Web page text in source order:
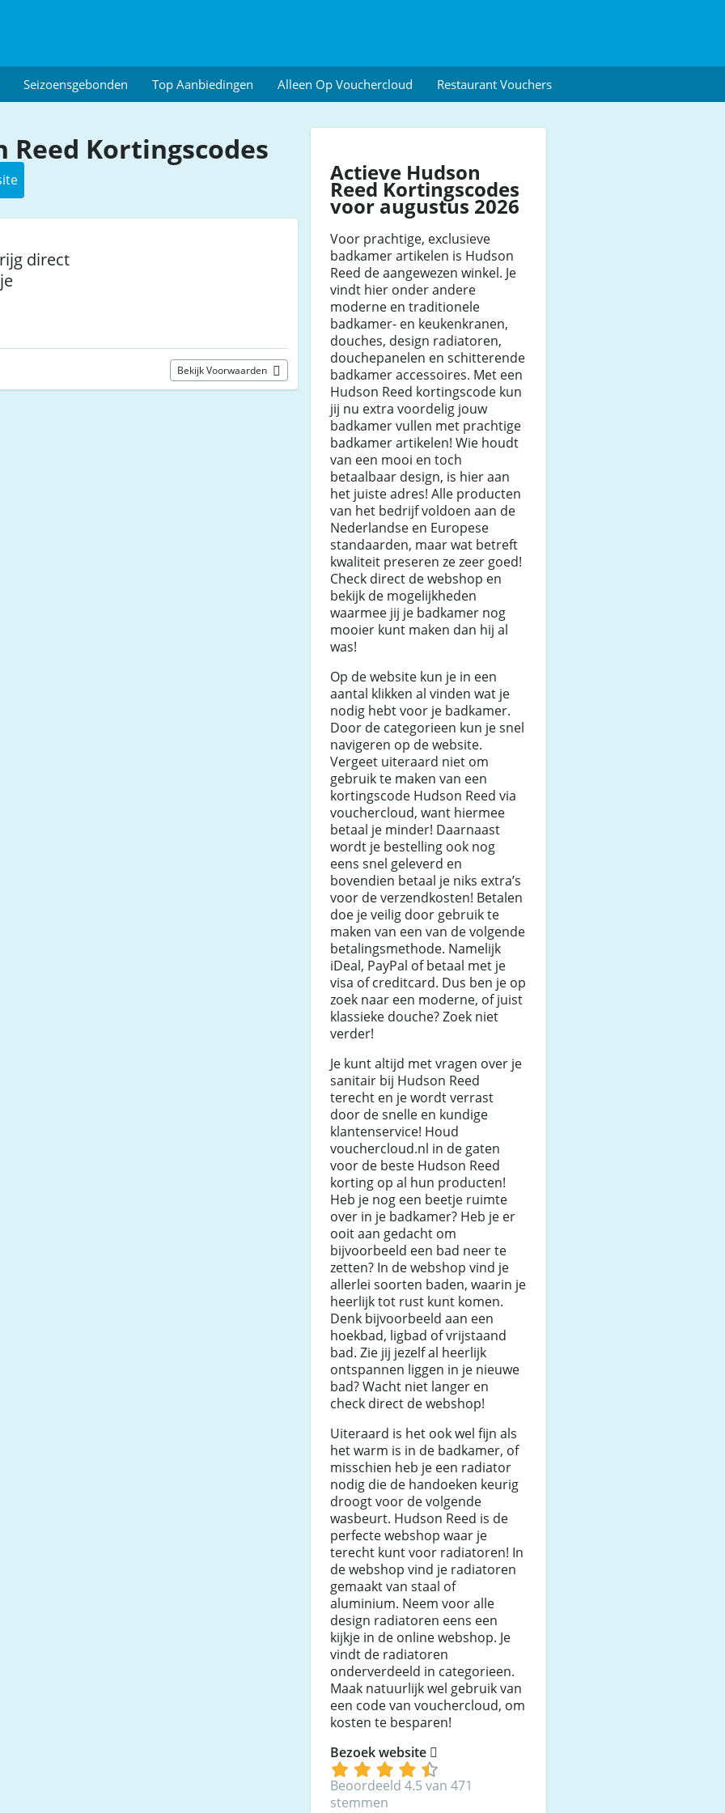
Seizoensgebonden Top Aanbiedingen Alleen Op Vouchercloud Restaurant Vouchers
Reed Kortingscodes
direct
Bekijk Voorwaarden
Actieve Hudson
Reed Kortingscodes
voor augustus 2026
Voor prachtige, exclusieve
badkamer artikelen is Hudson
Reed de aangewezen winkel. Je
vindt hier onder andere
moderne en traditionele
badkamer- en keukenkranen,
douches, design radiatoren,
douchepanelen en schitterende
badkamer accessoires. Met een
Hudson Reed kortingscode kun
jij nu extra voordelig jouw
badkamer vullen met prachtige
badkamer artikelen! Wie houdt
van een mooi en toch
betaalbaar design, is hier aan
het juiste adres! Alle producten
van het bedrijf voldoen aan de
Nederlandse en Europese
standaarden, maar wat betreft
kwaliteit preseren ze zeer goed!
Check direct de webshop en
bekijk de mogelijkheden
waarmee jij je badkamer nog
mooier kunt maken dan hij al
was!
Op de website kun je in een
aantal klikken al vinden wat je
nodig hebt voor je badkamer.
Door de categorieen kun je snel
navigeren op de website.
Vergeet uiteraard niet om
gebruik te maken van een
kortingscode Hudson Reed via
vouchercloud, want hiermee
betaal je minder! Daarnaast
wordt je bestelling ook nog
eens snel geleverd en
bovendien betaal je niks extra’s
voor de verzendkosten! Betalen
doe je veilig door gebruik te
maken van een van de volgende
betalingsmethode. Namelijk
iDeal, PayPal of betaal met je
visa of creditcard. Dus ben je op
zoek naar een moderne, of juist
klassieke douche? Zoek niet
verder!
Je kunt altijd met vragen over je
sanitair bij Hudson Reed
terecht en je wordt verrast
door de snelle en kundige
klantenservice! Houd
vouchercloud.nl in de gaten
voor de beste Hudson Reed
korting op al hun producten!
Heb je nog een beetje ruimte
over in je badkamer? Heb je er
ooit aan gedacht om
bijvoorbeeld een bad neer te
zetten? In de webshop vind je
allerlei soorten baden, waarin je
heerlijk tot rust kunt komen.
Denk bijvoorbeeld aan een
hoekbad, ligbad of vrijstaand
bad. Zie jij jezelf al heerlijk
ontspannen liggen in je nieuwe
bad? Wacht niet langer en
check direct de webshop!
Uiteraard is het ook wel fijn als
het warm is in de badkamer, of
misschien heb je een radiator
nodig die de handoeken keurig
droogt voor de volgende
wasbeurt. Hudson Reed is de
perfecte webshop waar je
terecht kunt voor radiatoren! In
de webshop vind je radiatoren
gemaakt van staal of
aluminium. Neem voor alle
design radiatoren eens een
kijkje in de online webshop. Je
vindt de radiatoren
onderverdeeld in categorieen.
Maak natuurlijk wel gebruik van
een code van vouchercloud, om
kosten te besparen!
Bezoek website
Beoordeeld 4.5 van 471
stemmen